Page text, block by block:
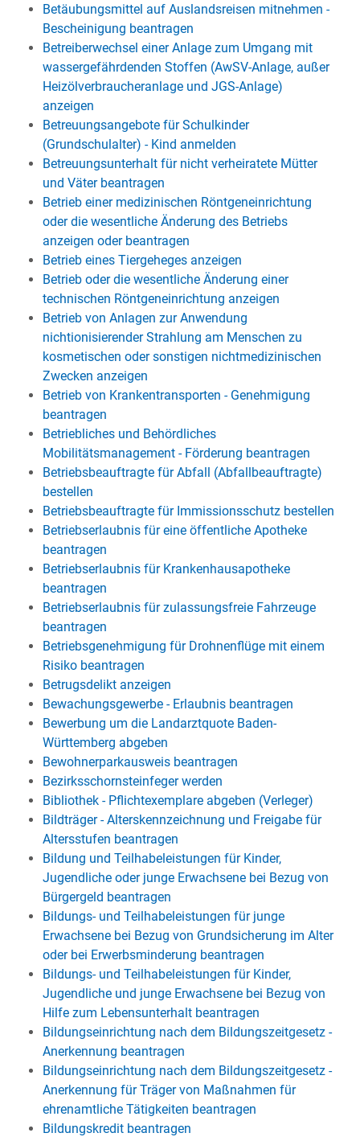
Betäubungsmittel auf Auslandsreisen mitnehmen -
Bescheinigung beantragen
Betreiberwechsel einer Anlage zum Umgang mit
wassergefährdenden Stoffen (AwSV-Anlage, außer
Heizölverbraucheranlage und JGS-Anlage)
anzeigen
Betreuungsangebote für Schulkinder
(Grundschulalter) - Kind anmelden
Betreuungsunterhalt für nicht verheiratete Mütter
und Väter beantragen
Betrieb einer medizinischen Röntgeneinrichtung
oder die wesentliche Änderung des Betriebs
anzeigen oder beantragen
Betrieb eines Tiergeheges anzeigen
Betrieb oder die wesentliche Änderung einer
technischen Röntgeneinrichtung anzeigen
Betrieb von Anlagen zur Anwendung
nichtionisierender Strahlung am Menschen zu
kosmetischen oder sonstigen nichtmedizinischen
Zwecken anzeigen
Betrieb von Krankentransporten - Genehmigung
beantragen
Betriebliches und Behördliches
Mobilitätsmanagement - Förderung beantragen
Betriebsbeauftragte für Abfall (Abfallbeauftragte)
bestellen
Betriebsbeauftragte für Immissionsschutz bestellen
Betriebserlaubnis für eine öffentliche Apotheke
beantragen
Betriebserlaubnis für Krankenhausapotheke
beantragen
Betriebserlaubnis für zulassungsfreie Fahrzeuge
beantragen
Betriebsgenehmigung für Drohnenflüge mit einem
Risiko beantragen
Betrugsdelikt anzeigen
Bewachungsgewerbe - Erlaubnis beantragen
Bewerbung um die Landarztquote Baden-
Württemberg abgeben
Bewohnerparkausweis beantragen
Bezirksschornsteinfeger werden
Bibliothek - Pflichtexemplare abgeben (Verleger)
Bildträger - Alterskennzeichnung und Freigabe für
Altersstufen beantragen
Bildung und Teilhabeleistungen für Kinder,
Jugendliche oder junge Erwachsene bei Bezug von
Bürgergeld beantragen
Bildungs- und Teilhabeleistungen für junge
Erwachsene bei Bezug von Grundsicherung im Alter
oder bei Erwerbsminderung beantragen
Bildungs- und Teilhabeleistungen für Kinder,
Jugendliche und junge Erwachsene bei Bezug von
Hilfe zum Lebensunterhalt beantragen
Bildungseinrichtung nach dem Bildungszeitgesetz -
Anerkennung beantragen
Bildungseinrichtung nach dem Bildungszeitgesetz -
Anerkennung für Träger von Maßnahmen für
ehrenamtliche Tätigkeiten beantragen
Bildungskredit beantragen